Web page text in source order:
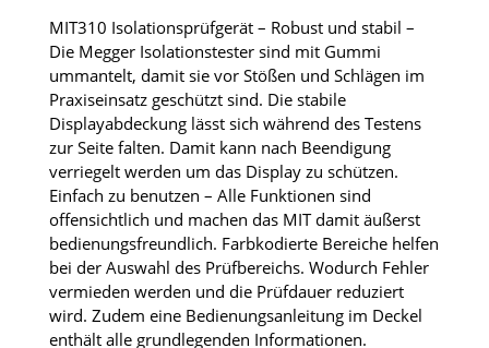
MIT310 Isolationsprüfgerät – Robust und stabil –
Die Megger Isolationstester sind mit Gummi
ummantelt, damit sie vor Stößen und Schlägen im
Praxiseinsatz geschützt sind. Die stabile
Displayabdeckung lässt sich während des Testens
zur Seite falten. Damit kann nach Beendigung
verriegelt werden um das Display zu schützen.
Einfach zu benutzen – Alle Funktionen sind
offensichtlich und machen das MIT damit äußerst
bedienungsfreundlich. Farbkodierte Bereiche helfen
bei der Auswahl des Prüfbereichs. Wodurch Fehler
vermieden werden und die Prüfdauer reduziert
wird. Zudem eine Bedienungsanleitung im Deckel
enthält alle grundlegenden Informationen.